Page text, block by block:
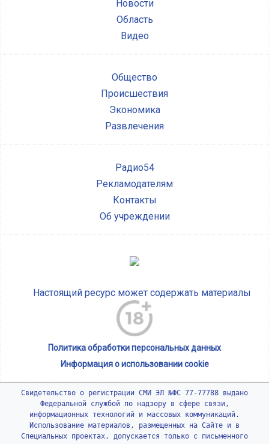
Новости
Область
Видео
Общество
Происшествия
Экономика
Развлечения
Радио54
Рекламодателям
Контакты
Об учреждении
Настоящий ресурс может содержать материалы
Политика обработки персональных данных
Информация о использовании cookie
Свидетельство о регистрации СМИ ЭЛ №ФС 77-77788 выдано
Федеральной службой по надзору в сфере связи,
информационных технологий и массовых коммуникаций.
Использование материалов, размещенных на Сайте и в
Специальных проектах, допускается только с письменного